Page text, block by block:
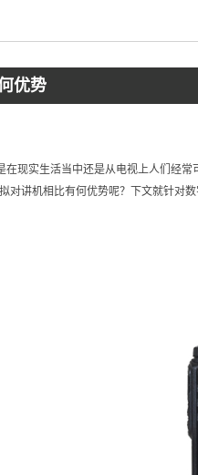
优势
现实生活当中还是从电视上人们经
讲机相比有何优势呢？下文就针对数